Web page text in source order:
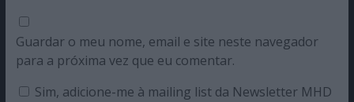
Guardar o meu nome, email e site neste navegador
para a próxima vez que eu comentar.
Sim, adicione-me à mailing list da Newsletter MHD